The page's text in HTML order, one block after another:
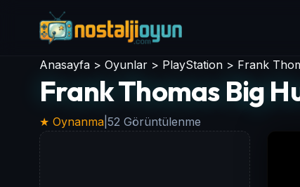
Anasayfa > Oyunlar > PlayStation > Frank
Frank Thomas Big
★ Oynanma 52 Görüntülenme